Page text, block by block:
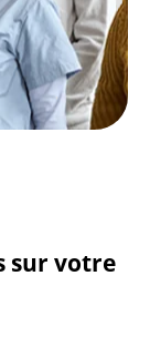
sur votre